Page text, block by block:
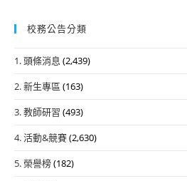
校務公告分類
1. 頭條消息 (2,439)
2. 新生專區 (163)
3. 教師研習 (493)
4. 活動&競賽(2,630)
5. 榮譽榜(182)